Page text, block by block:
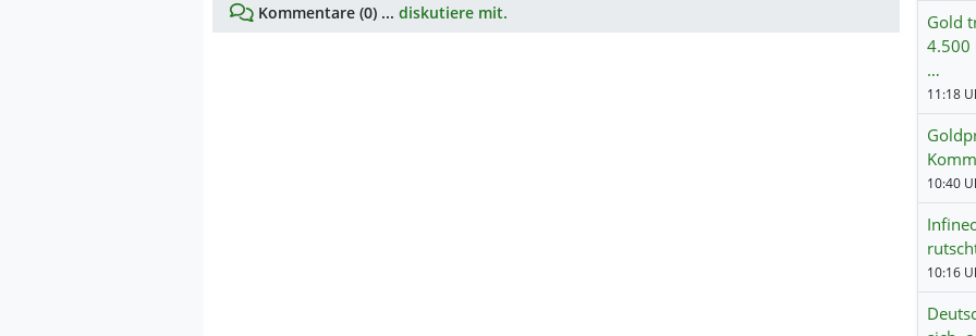
Kommentare (0) ... diskutiere mit.
Gold
4.500
…